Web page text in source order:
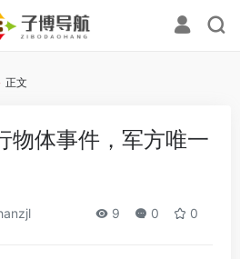
正文
物体事件，军方唯一
9 0 0